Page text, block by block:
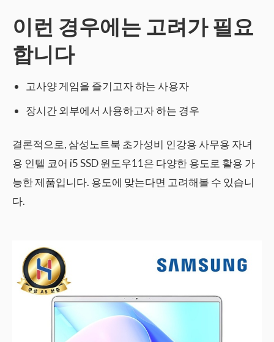
이런 경우에는 고려가 필요
합니다
고사양 게임을 즐기고자 하는 사용자
장시간 외부에서 사용하고자 하는 경우
결론적으로, 삼성노트북 초가성비 인강용 사무용 자녀
용 인텔 코어 i5 SSD 윈도우11은 다양한 용도로 활용 가
능한 제품입니다. 용도에 맞는다면 고려해볼 수 있습니
다.